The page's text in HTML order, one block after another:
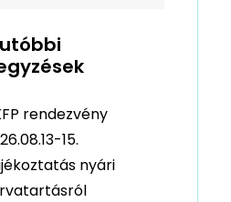
rendezvény
15.
nyári